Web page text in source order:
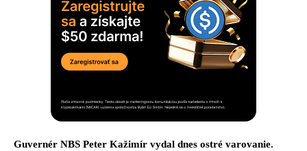
Guvernér NBS Peter Kažimír vydal dnes ostré varovanie.